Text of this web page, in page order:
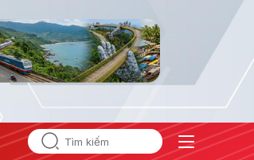
#Hội nghị Trung ương 3